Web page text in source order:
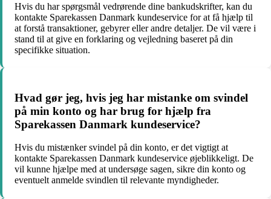
Hvis du har spørgsmål vedrørende dine bankudskrifter, kan du
kontakte Sparekassen Danmark kundeservice for at få hjælp til
at forstå transaktioner, gebyrer eller andre detaljer. De vil være i
stand til at give en forklaring og vejledning baseret på din
specifikke situation.
Hvad gør jeg, hvis jeg har mistanke om svindel
på min konto og har brug for hjælp fra
Sparekassen Danmark kundeservice?
Hvis du mistænker svindel på din konto, er det vigtigt at
kontakte Sparekassen Danmark kundeservice øjeblikkeligt. De
vil kunne hjælpe med at undersøge sagen, sikre din konto og
eventuelt anmelde svindlen til relevante myndigheder.